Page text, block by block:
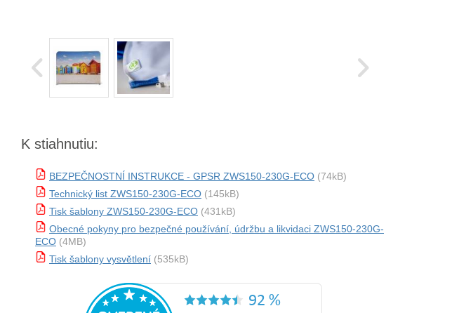
K stiahnutiu:
BEZPEČNOSTNÍ INSTRUKCE - GPSR ZWS150-230G-ECO (74kB)
Technický list ZWS150-230G-ECO (145kB)
Tisk šablony ZWS150-230G-ECO (431kB)
Obecné pokyny pro bezpečné používání, údržbu a likvidaci ZWS150-230G-
ECO (4MB)
Tisk šablony vysvětlení (535kB)